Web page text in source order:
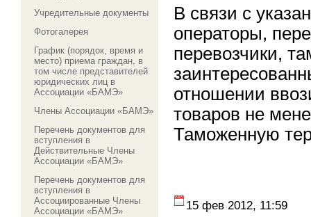
Учредительные документы
Фотогалерея
График (порядок, время и
место) приема граждан, в
том числе представителей
юридических лиц в
Ассоциации «БАМЭ»
Члены Ассоциации «БАМЭ»
Перечень документов для
вступления в
Действительные Члены
Ассоциации «БАМЭ»
Перечень документов для
вступления в
Ассоциированные Члены
Ассоциации «БАМЭ»
В связи с
операторы,
перевозчики,
отношении
товаров не
Таможенную
15 фев 2012, 11:59